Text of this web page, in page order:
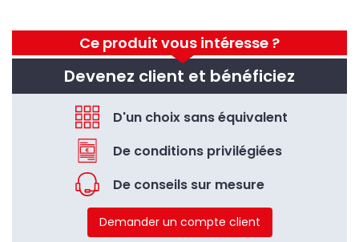
Ce produit vous intéresse ?
Devenez client et bénéficiez
D'un choix sans équivalent
De conditions privilégiées
De conseils sur mesure
Demander un compte client